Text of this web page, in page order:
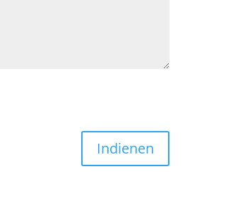
Indienen